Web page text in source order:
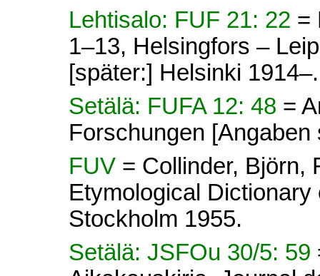
Lehtisalo: FUF 21: 22 =
1–13, Helsingfors –
[später:] Helsinki 1914–.
Setälä: FUFA 12: 48 =
Forschungen [Angaben
FUV = Collinder, Björn,
Etymological
Stockholm 1955.
Setälä: JSFOu 30/5: 59